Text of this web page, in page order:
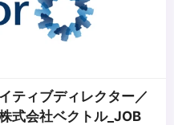
ティブディレクター／
式会社ベクトル_JOB